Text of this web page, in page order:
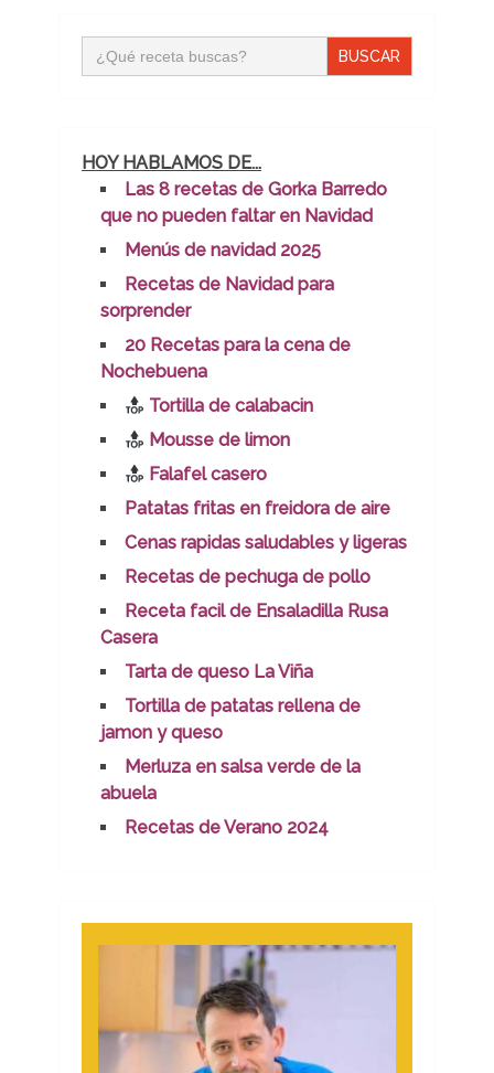
Buscar:
HOY HABLAMOS DE...
Las 8 recetas de Gorka Barredo
que no pueden faltar en Navidad
Menús de navidad 2025
Recetas de Navidad para
sorprender
20 Recetas para la cena de
Nochebuena
Tortilla de calabacin
Mousse de limon
Falafel casero
Patatas fritas en freidora de aire
Cenas rapidas saludables y ligeras
Recetas de pechuga de pollo
Receta facil de Ensaladilla Rusa
Casera
Tarta de queso La Viña
Tortilla de patatas rellena de
jamon y queso
Merluza en salsa verde de la
abuela
Recetas de Verano 2024